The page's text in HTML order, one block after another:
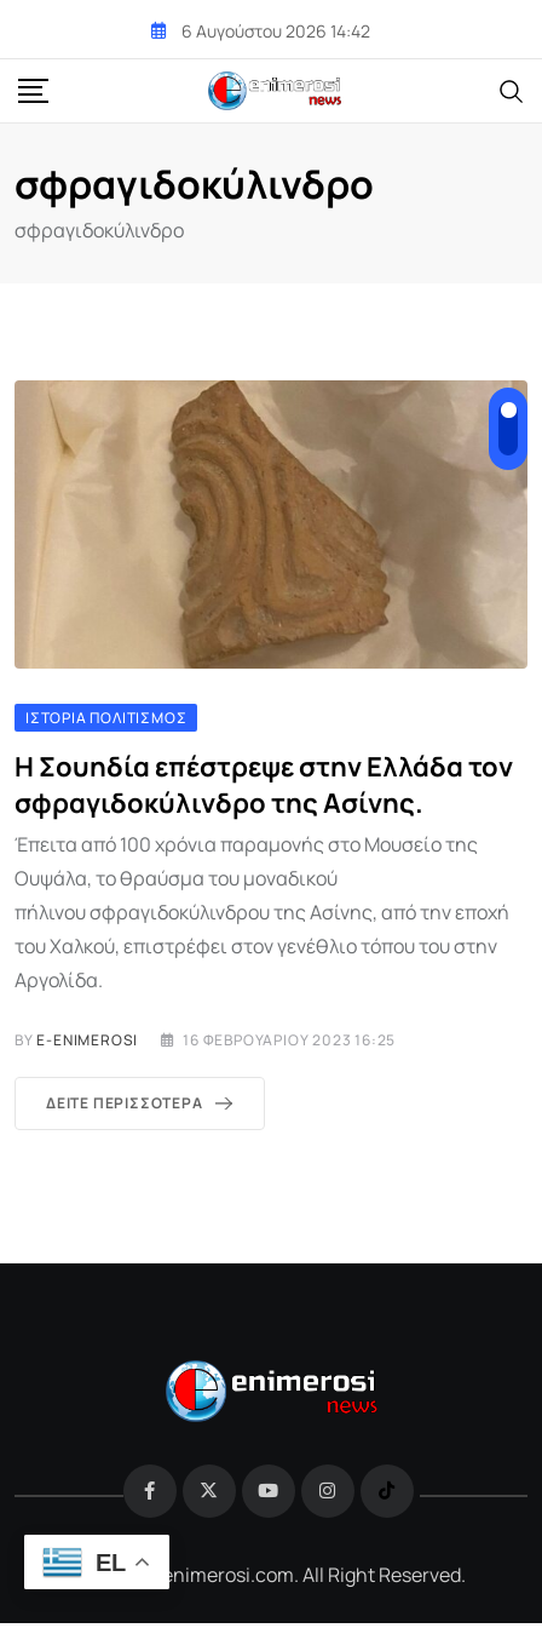
content
6 Αυγούστου 2026 14:42
σφραγιδοκύλινδρο
σφραγιδοκύλινδρο
ΙΣΤΟΡΊΑ ΠΟΛΙΤΙΣΜΌΣ
Η Σουηδία επέστρεψε στην Ελλάδα τον
σφραγιδοκύλινδρο της Ασίνης.
Έπειτα από 100 χρόνια παραμονής στο Μουσείο της
Ουψάλα, το θραύσμα του μοναδικού
πήλινου σφραγιδοκύλινδρου της Ασίνης, από την εποχή
του Χαλκού, επιστρέφει στον γενέθλιο τόπου του στην
Αργολίδα.
BYE-ENIMEROSI 16 ΦΕΒΡΟΥΑΡΊΟΥ 2023 16:25
ΔΕΊΤΕ ΠΕΡΙΣΣΌΤΕΡΑ
@2026 e-enimerosi.com. All Right Reserved.
EL